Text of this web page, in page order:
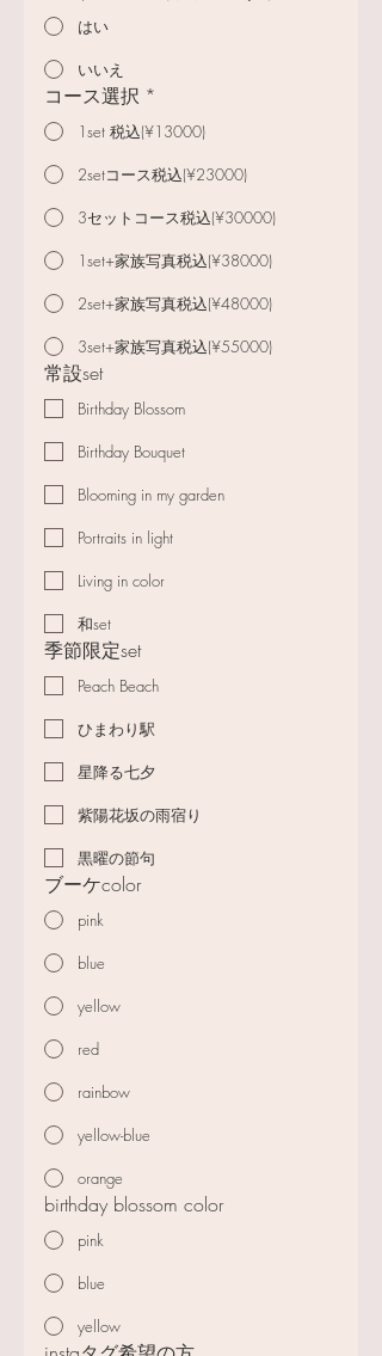
はい
いいえ
コース選択 *
1set 税込(¥13000)
2setコース税込(¥23000)
3セットコース税込(¥30000)
1set+家族写真税込(¥38000)
2set+家族写真税込(¥48000)
3set+家族写真税込(¥55000)
常設set
Birthday Blossom
Birthday Bouquet
Blooming in my garden
Portraits in light
Living in color
和set
季節限定set
Peach Beach
ひまわり駅
星降る七夕
紫陽花坂の雨宿り
黒曜の節句
ブーケcolor
pink
blue
yellow
red
rainbow
yellow-blue
orange
birthday blossom color
pink
blue
yellow